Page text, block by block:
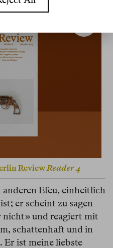
ReviewReader 4
Efeu, einheitlich
er scheint zu sagen
nicht» und reagiert mit
schattenhaft und in
Er ist meine liebste